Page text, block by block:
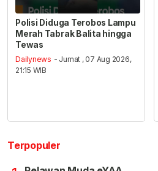
Polisi Diduga Terobos Lampu
Merah Tabrak Balita hingga
Tewas
Dailynews - Jumat , 07 Aug 2026,
21:15 WIB
Terpopuler